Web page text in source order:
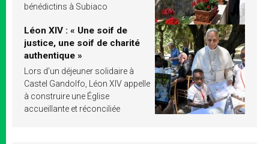
bénédictins à Subiaco
Léon XIV : « Une soif de
justice, une soif de charité
authentique »
Lors d’un déjeuner solidaire à
Castel Gandolfo, Léon XIV appelle
à construire une Église
accueillante et réconciliée